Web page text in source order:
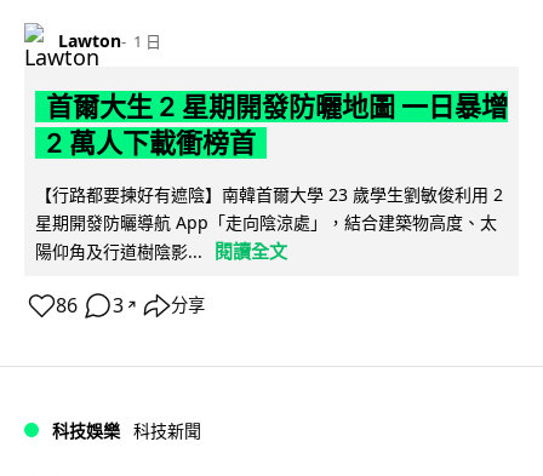
Lawton 1 日
首爾大生 2 星期開發防曬地圖 一日暴增
2 萬人下載衝榜首
【行路都要揀好有遮陰】南韓首爾大學 23 歲學生劉敏俊利用 2
星期開發防曬導航 App「走向陰涼處」，結合建築物高度、太
陽仰角及行道樹陰影...
閱讀全文
86 3 ↗ 分享
科技娛樂 科技新聞